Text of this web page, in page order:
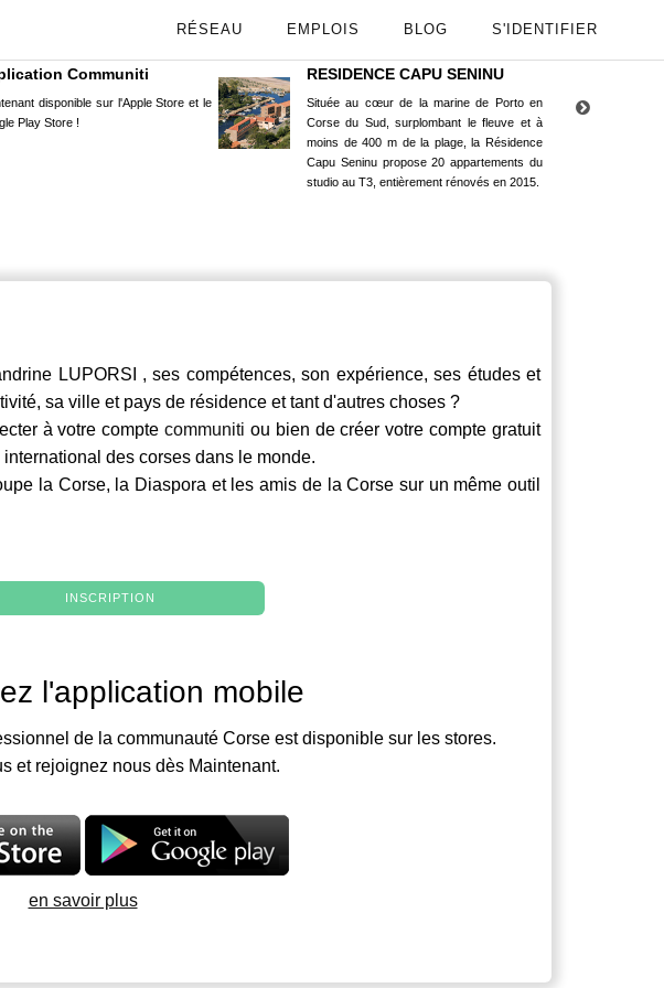
RÉSEAU EMPLOIS BLOG S'IDENTIFIER
Communiti
disponible sur l'Apple Store et le
Play Store !
RESIDENCE CAPU SENINU
Située au cœur de la marine de Porto en
Corse du Sud, surplombant le fleuve et à
moins de 400 m de la plage, la Résidence
Capu Seninu propose 20 appartements du
studio au T3, entièrement rénovés en 2015.
LUPORSI , ses compétences, son expérience, ses études et
sa ville et pays de résidence et tant d'autres choses ?
à votre comptecommuniti ou bien de créer votre compte gratuit
des corses dans le monde.
la Corse, la Diaspora et les amis de la Corse sur un même outil
INSCRIPTION
l'application mobile
de la communauté Corse est disponible sur les stores.
et rejoignez nous dès Maintenant.
en savoir plus